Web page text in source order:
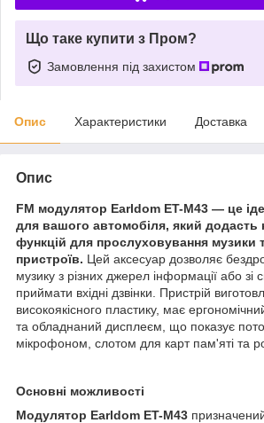
Що таке купити з Пром?
Замовлення під захистом
Опис Характеристики Доставка
Опис
FM модулятор Earldom ET-M43 — це
для вашого автомобіля, який додасть
функцій для прослуховування музики
пристроїв. Цей аксесуар дозволяє
музику з різних джерел інформації або
приймати вхідні дзвінки. Пристрій
високоякісного пластику, має
та обладнаний дисплеєм, що показує
мікрофоном, слотом для карт пам'яті та
Основні можливості
Модулятор Earldom ET-M43